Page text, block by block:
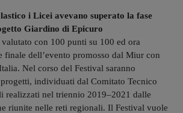
i Licei avevano superato la fase
Giardino di Epicuro
valutato con 100 punti su 100 ed ora
finale dell’evento promosso dal Miur con
Nel corso del Festival saranno
individuati dal Comitato Tecnico
realizzati nel triennio 2019–2021 dalle
riunite nelle reti regionali. Il Festival vuole